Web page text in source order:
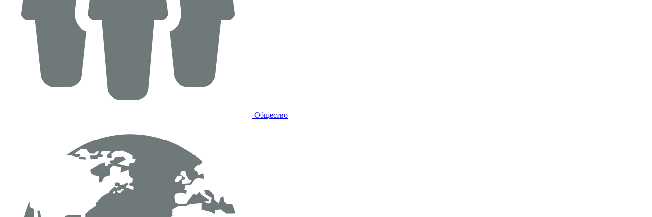
Общество